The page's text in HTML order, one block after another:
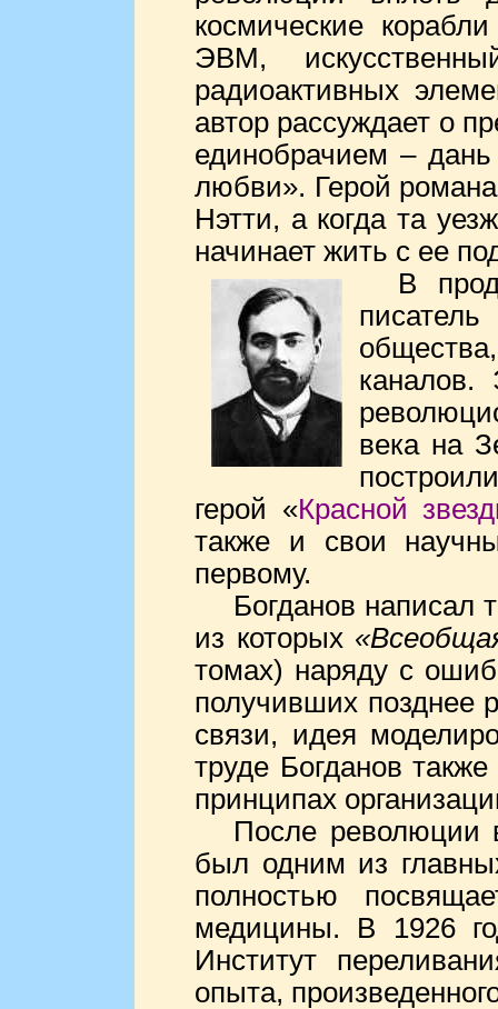
космические
ЭВМ,
радиоактивных
автор рассуждает о
единобрачием –
любви». Герой
Нэтти, а когда та
начинает жить с ее
В
века на
герой «Красной
также и свои
первому.
Богданов написал
из которых
томах) наряду с
получивших позднее
связи, идея
труде Богданов
принципах
После революции
был одним из
полностью
медицины. В 1926
Институт
опыта,